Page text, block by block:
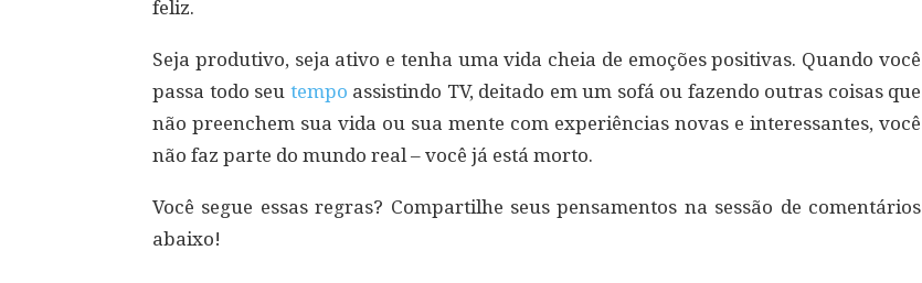
feliz.
Seja produtivo, seja ativo e tenha uma vida cheia de emoções positivas. Quando você
passa todo seu tempo assistindo TV, deitado em um sofá ou fazendo outras coisas que
não preenchem sua vida ou sua mente com experiências novas e interessantes, você
não faz parte do mundo real – você já está morto.
Você segue essas regras? Compartilhe seus pensamentos na sessão de comentários
abaixo!